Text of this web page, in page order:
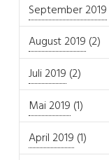
September 2019
August 2019 (2)
Juli 2019 (2)
Mai 2019 (1)
April 2019 (1)